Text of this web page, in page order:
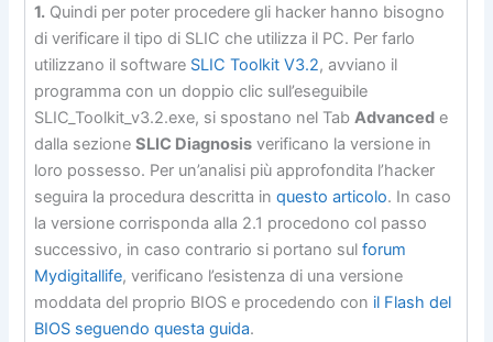
1. Quindi per poter procedere gli hacker hanno bisogno
di verificare il tipo di SLIC che utilizza il PC. Per farlo
utilizzano il software SLIC Toolkit V3.2, avviano il
programma con un doppio clic sull’eseguibile
SLIC_Toolkit_v3.2.exe, si spostano nel Tab Advanced e
dalla sezioneSLIC Diagnosis verificano la versione in
loro possesso. Per un’analisi più approfondita l’hacker
seguira la procedura descritta inquesto articolo. In caso
la versione corrisponda alla 2.1 procedono col passo
successivo, in caso contrario si portano sulforum
Mydigitallife, verificano l’esistenza di una versione
moddata del proprio BIOS e procedendo con il Flash del
BIOS seguendo questa guida.